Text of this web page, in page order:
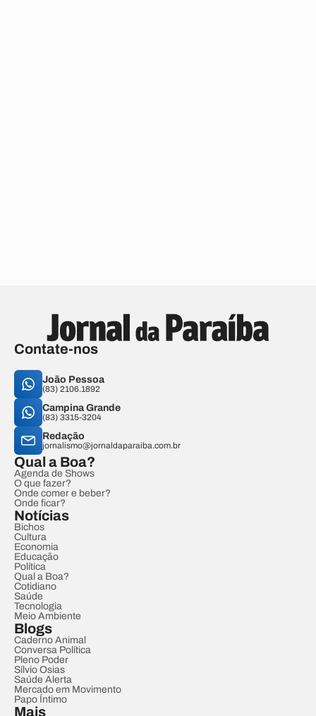
Contate-nos
João Pessoa
(83) 2106.1892
Campina Grande
(83) 3315-3204
Redação
jornalismo@jornaldaparaiba.com.br
Qual a Boa?
Agenda de Shows
O que fazer?
Onde comer e beber?
Onde ficar?
Notícias
Bichos
Cultura
Economia
Educação
Política
Qual a Boa?
Cotidiano
Saúde
Tecnologia
Meio Ambiente
Blogs
Caderno Animal
Conversa Política
Pleno Poder
Sílvio Osias
Saúde Alerta
Mercado em Movimento
Papo Íntimo
Mais